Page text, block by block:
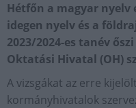
Hétfőn a magyar
idegen nyelv és a
2023/2024-es tanév
Oktatási Hivatal (OH)
A vizsgákat az erre
kormányhivatalok